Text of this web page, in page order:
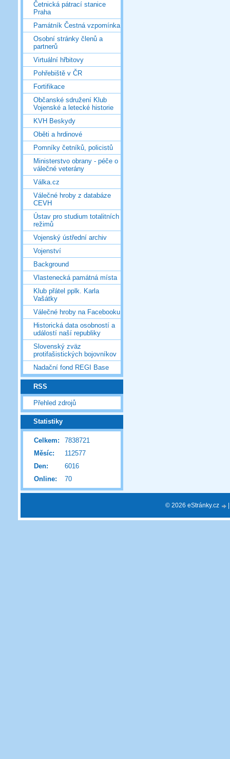
Četnická pátrací stanice
Praha
Památník Čestná vzpomínka
Osobní stránky členů a
partnerů
Virtuální hřbitovy
Pohřebiště v ČR
Fortifikace
Občanské sdružení Klub
Vojenské a letecké historie
KVH Beskydy
Oběti a hrdinové
Pomníky četníků, policistů
Ministerstvo obrany - péče o
válečné veterány
Válka.cz
Válečné hroby z databáze
CEVH
Ústav pro studium totalitních
režimů
Vojenský ústřední archiv
Vojenství
Background
Vlastenecká památná místa
Klub přátel pplk. Karla
Vašátky
Válečné hroby na Facebooku
Historická data osobností a
událostí naší republiky
Slovenský zväz
protifašistických bojovníkov
Nadační fond REGI Base
RSS
Přehled zdrojů
Statistiky
Online: 70
Celkem:
7838721
Měsíc:
112577
Den:
6016
© 2026 eStránky.cz